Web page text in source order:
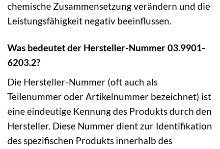
chemische Zusammensetzung verändern und die
Leistungsfähigkeit negativ beeinflussen.
Was bedeutet der Hersteller-Nummer 03.9901-
6203.2?
Die Hersteller-Nummer (oft auch als
Teilenummer oder Artikelnummer bezeichnet) ist
eine eindeutige Kennung des Produkts durch den
Hersteller. Diese Nummer dient zur Identifikation
des spezifischen Produkts innerhalb des